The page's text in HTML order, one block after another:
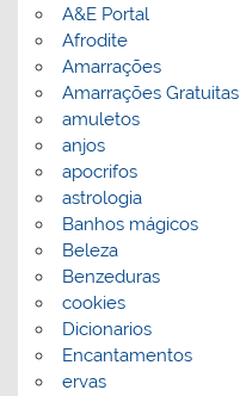
A&E Portal
Afrodite
Amarrações
Amarrações Gratuitas
amuletos
anjos
apocrifos
astrologia
Banhos mágicos
Beleza
Benzeduras
cookies
Dicionarios
Encantamentos
ervas